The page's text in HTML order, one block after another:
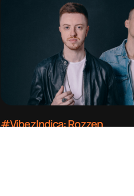
#VibezIndica: Rozzen